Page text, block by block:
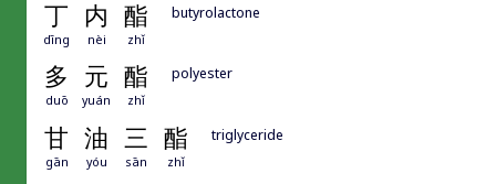
丁 内 酯
dīng nèi zhǐ
butyrolactone
多 元 酯
duō yuán zhǐ
polyester
甘 油 三 酯
gān yóu sān zhǐ
triglyceride